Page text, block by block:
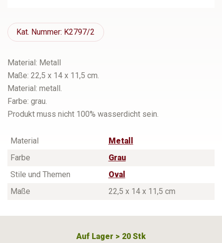
Kat. Nummer: K2797/2
Material: Metall
Maße: 22,5 x 14 x 11,5 cm.
Material: metall.
Farbe: grau.
Produkt muss nicht 100% wasserdicht sein.
Material
Metall
Farbe
Grau
Stile und Themen
Oval
Maße
22,5 x 14 x 11,5 cm
Auf Lager > 20 Stk